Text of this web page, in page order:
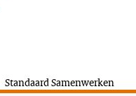
Standaard Samenwerken